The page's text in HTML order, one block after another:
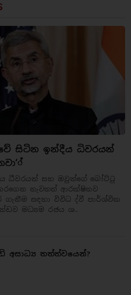
සිටින ඉන්දීය ධිවරයන්
ධීවරයන් සහ ඔවුන්ගේ බෝට්ටු
නැවතත් ආරක්ෂිතව
ගැනීම සඳහා විවිධ ද්වී පාර්ශ්වික
මධ්‍යම රජය ශ..
අසාධ්‍ය තත්ත්වයෙන්?